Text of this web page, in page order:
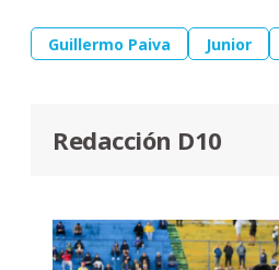
Guillermo Paiva Junior
Redacción D10